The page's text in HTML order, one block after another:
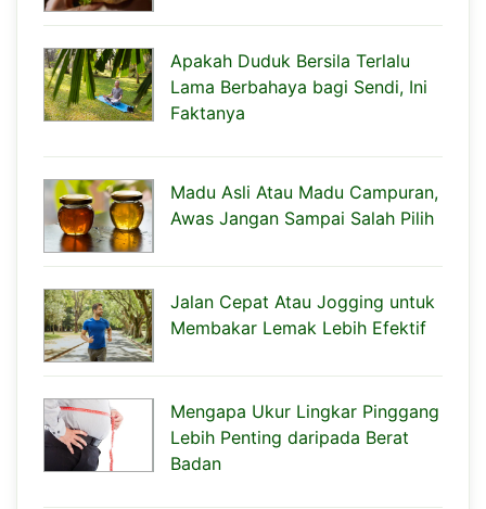
Apakah Duduk Bersila Terlalu
Lama Berbahaya bagi Sendi, Ini
Faktanya
Madu Asli Atau Madu Campuran,
Awas Jangan Sampai Salah Pilih
Jalan Cepat Atau Jogging untuk
Membakar Lemak Lebih Efektif
Mengapa Ukur Lingkar Pinggang
Lebih Penting daripada Berat
Badan